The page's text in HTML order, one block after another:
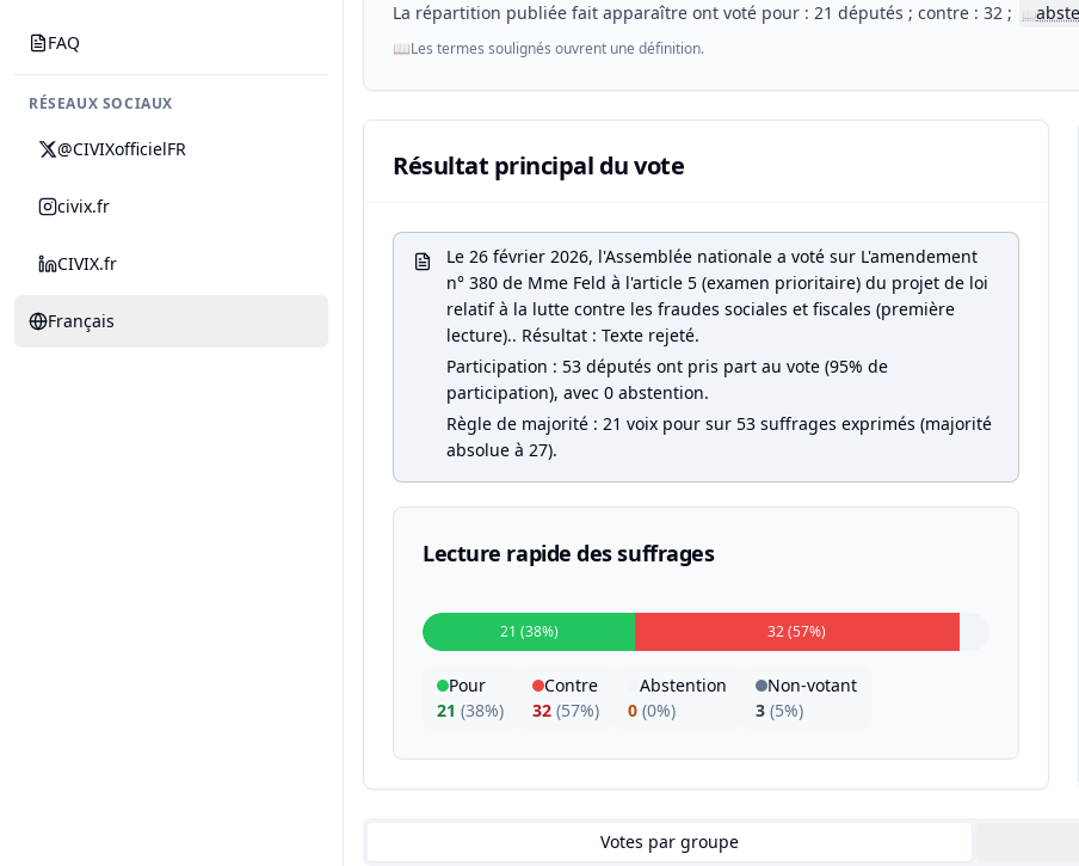
FAQ
RÉSEAUX SOCIAUX
@CIVIXofficielFR
civix.fr
CIVIX.fr
Français
La répartition publiée fait apparaître ont voté pour : 21 députés ; contre : 32 ;
📖
📖Les termes soulignés ouvrent une définition.
Résultat principal du vote
Le 26 février 2026, l'Assemblée nationale a voté sur L'amendement
n° 380 de Mme Feld à l'article 5 (examen prioritaire) du projet de loi
relatif à la lutte contre les fraudes sociales et fiscales (première
lecture).. Résultat : Texte rejeté.
Participation : 53 députés ont pris part au vote (95% de
participation), avec 0 abstention.
Règle de majorité : 21 voix pour sur 53 suffrages exprimés (majorité
absolue à 27).
Lecture rapide des suffrages
21 (38%) 32 (57%)
Pour
21 (38%)
Contre
32 (57%)
Abstention
0 (0%)
Non-votant
3 (5%)
Votes par groupe